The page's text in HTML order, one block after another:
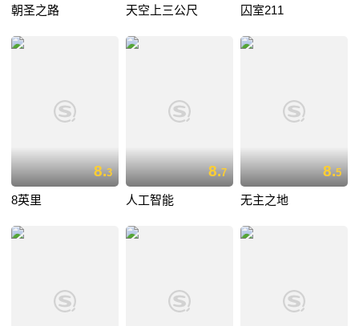
朝圣之路 天空上三公尺 囚室211
8.3
8英里
8.7
人工智能
8.5
无主之地